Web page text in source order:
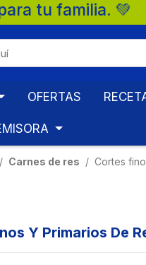
OFERTAS
Carnes de res Cortes
Y Primarios De